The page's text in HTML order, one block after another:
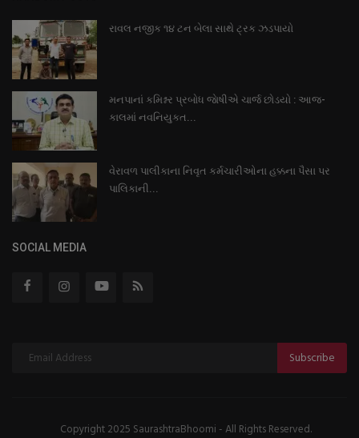
રાવલ નજીક ૧૪ ટન બેલા સાથે ટ્રક ઝડપાયો
મનપાનાં કમિશ્નર પ્રબોધ જાેષીએ ચાર્જ છોડયો : આજ-
કાલમાં નવનિયુકત...
વેરાવળ પાલીકાના નિવૃત કર્મચારીઓના હક્કના પૈસા પર
પાલિકાની...
SOCIAL MEDIA
Subscribe
Copyright 2025 SaurashtraBhoomi - All Rights Reserved.